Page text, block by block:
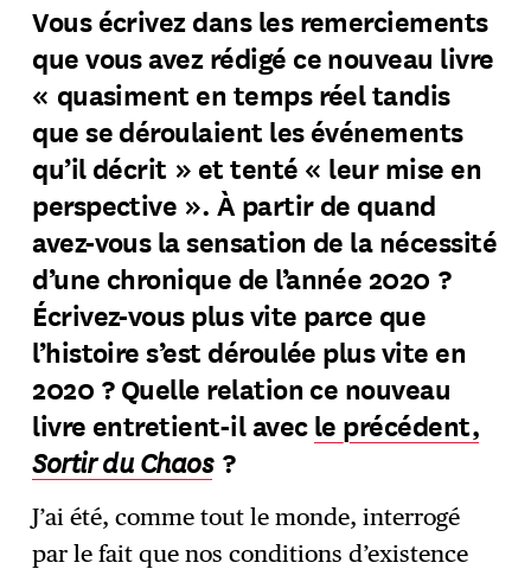
Vous écrivez dans les remerciements
que vous avez rédigé ce nouveau livre
« quasiment en temps réel tandis
que se déroulaient les événements
qu’il décrit » et tenté « leur mise en
perspective ». À partir de quand
avez-vous la sensation de la nécessité
d’une chronique de l’année 2020 ?
Écrivez-vous plus vite parce que
l’histoire s’est déroulée plus vite en
2020 ? Quelle relation ce nouveau
livre entretient-il avecle précédent,
Sortir du Chaos ?
J’ai été, comme tout le monde, interrogé
par le fait que nos conditions d’existence